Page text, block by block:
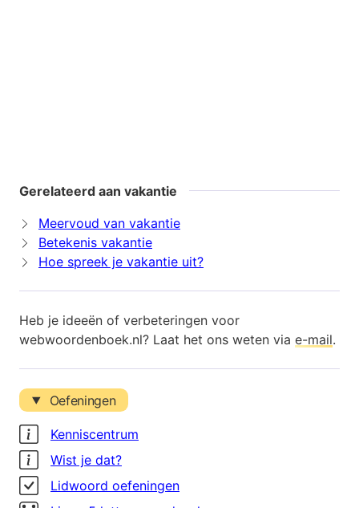
Gerelateerd aan vakantie
Meervoud van vakantie
Betekenis vakantie
Hoe spreek je vakantie uit?
Heb je ideeën of verbeteringen voor
webwoordenboek.nl? Laat het ons weten via e-mail.
Oefeningen
Kenniscentrum
Wist je dat?
Lidwoord oefeningen